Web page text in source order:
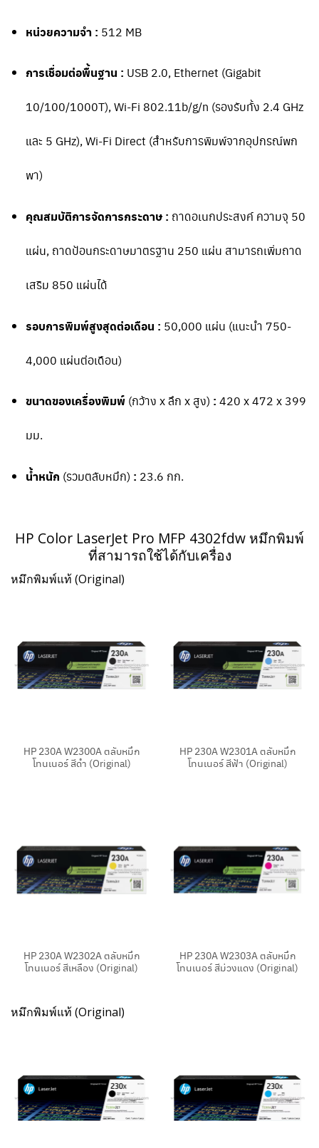
หน่วยความจำ : 512 MB
การเชื่อมต่อพื้นฐาน : USB 2.0, Ethernet (Gigabit
10/100/1000T), Wi-Fi 802.11b/g/n (รองรับทั้ง 2.4 GHz
และ 5 GHz), Wi-Fi Direct (สำหรับการพิมพ์จากอุปกรณ์พก
พา)
คุณสมบัติการจัดการกระดาษ : ถาดอเนกประสงค์ ความจุ 50
แผ่น, ถาดป้อนกระดาษมาตรฐาน 250 แผ่น สามารถเพิ่มถาด
เสริม 850 แผ่นได้
รอบการพิมพ์สูงสุดต่อเดือน : 50,000 แผ่น (แนะนำ 750-
4,000 แผ่นต่อเดือน)
ขนาดของเครื่องพิมพ์ (กว้าง x ลึก x สูง) : 420 x 472 x 399
มม.
น้ำหนัก (รวมตลับหมึก) : 23.6 กก.
HP Color LaserJet Pro MFP 4302fdw หมึกพิมพ์
ที่สามารถใช้ได้กับเครื่อง
หมึกพิมพ์แท้ (Original)
HP 230A W2300A ตลับหมึก
โทนเนอร์ สีดำ (Original)
HP 230A W2301A ตลับหมึก
โทนเนอร์ สีฟ้า (Original)
HP 230A W2302A ตลับหมึก
โทนเนอร์ สีเหลือง (Original)
HP 230A W2303A ตลับหมึก
โทนเนอร์ สีม่วงแดง (Original)
หมึกพิมพ์แท้ (Original)